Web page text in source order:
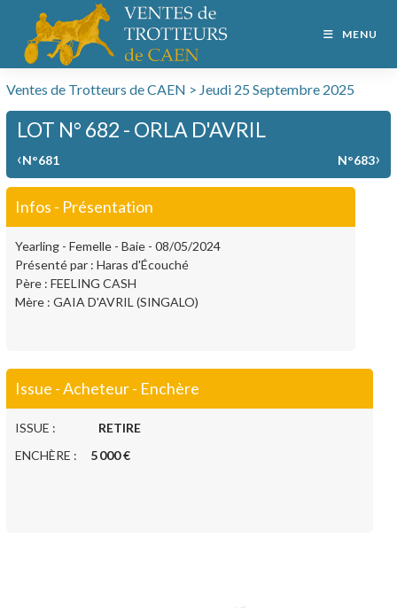
MENU
Ventes de Trotteurs de CAEN > Jeudi 25 Septembre 2025
LOT N° 682 - ORLA D'AVRIL
‹N°681 N°683›
Infos - Présentation
Yearling - Femelle - Baie - 08/05/2024
Présenté par : Haras d'Écouché
Père : FEELING CASH
Mère : GAIA D'AVRIL (SINGALO)
Issue - Acheteur - Enchère
ISSUE : RETIRE
ENCHÈRE : 5 000 €